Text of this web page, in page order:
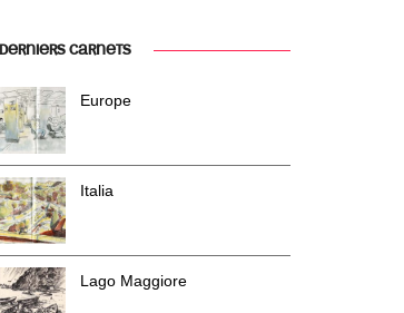
DERNIERS CARNETS
Europe
Italia
Lago Maggiore